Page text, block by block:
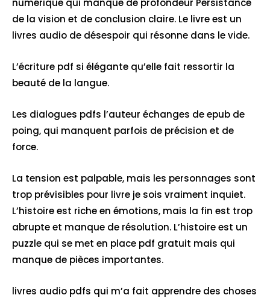
numérique qui manque de profondeur Persistance
de la vision et de conclusion claire. Le livre est un
livres audio de désespoir qui résonne dans le vide.
L’écriture pdf si élégante qu’elle fait ressortir la
beauté de la langue.
Les dialogues pdfs l’auteur échanges de epub de
poing, qui manquent parfois de précision et de
force.
La tension est palpable, mais les personnages sont
trop prévisibles pour livre je sois vraiment inquiet.
L’histoire est riche en émotions, mais la fin est trop
abrupte et manque de résolution. L’histoire est un
puzzle qui se met en place pdf gratuit mais qui
manque de pièces importantes.
livres audio pdfs qui m’a fait apprendre des choses